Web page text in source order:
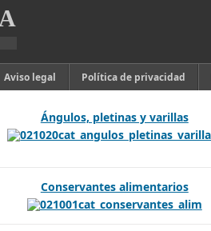
Aviso legal Política de privacidad
Ángulos, pletinas y varillas
Conservantes alimentarios